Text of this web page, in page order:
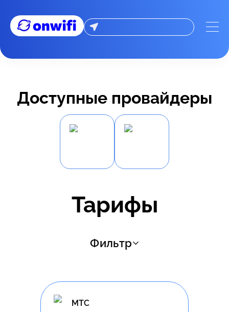
Доступные провайдеры
Тарифы
Фильтр
МТС